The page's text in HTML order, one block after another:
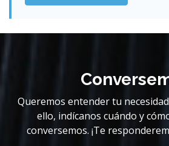
Queremos entender tu
ello, indícanos cuándo y
conversemos. ¡Te